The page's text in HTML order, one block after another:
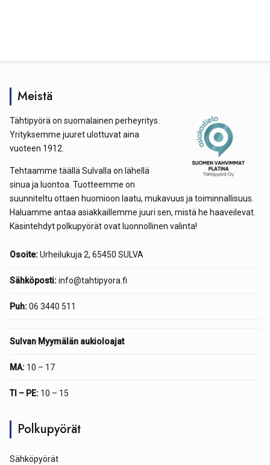
Meistä
Tähtipyörä on suomalainen perheyritys.
Yrityksemme juuret ulottuvat aina
vuoteen 1912.
Tehtaamme täällä Sulvalla on lähellä
sinua ja luontoa. Tuotteemme on
suunniteltu ottaen huomioon laatu, mukavuus ja toiminnallisuus.
Haluamme antaa asiakkaillemme juuri sen, mistä he haaveilevat.
Käsintehdyt polkupyörät ovat luonnollinen valinta!
Osoite:Urheilukuja 2, 65450 SULVA
Sähköposti:info@tahtipyora.fi
Puh:06 3440 511
Sulvan Myymälän aukioloajat
MA: 10 – 17
TI – PE: 10 – 15
Polkupyörät
Sähköpyörät